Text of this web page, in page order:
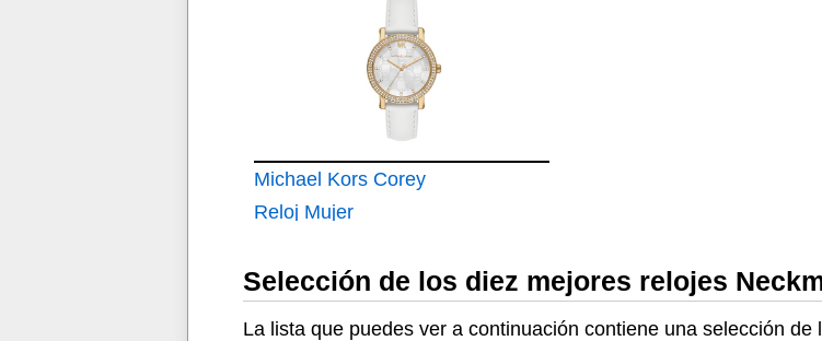
Acero Inoxidable
Ultra Delgado
Michael Kors Corey
Reloj Mujer
Selección de los diez mejores relojes
La lista que puedes ver a continuación contiene una selección